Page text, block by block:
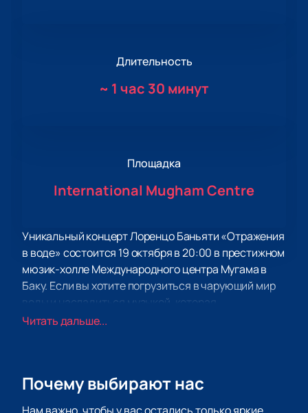
Длительность
~ 1 час 30 минут
Площадка
International Mugham Centre
Уникальный концерт Лоренцо Баньяти «Отражения
в воде» состоится 19 октября в 20:00 в престижном
мюзик-холле Международного центра Мугама в
Баку. Если вы хотите погрузиться в чарующий мир
воды и насладиться музыкой, которая
олицетворяет ее красоту и загадочность, то это
вдохновленные магией воды.
Читать дальше...
Почему выбирают нас